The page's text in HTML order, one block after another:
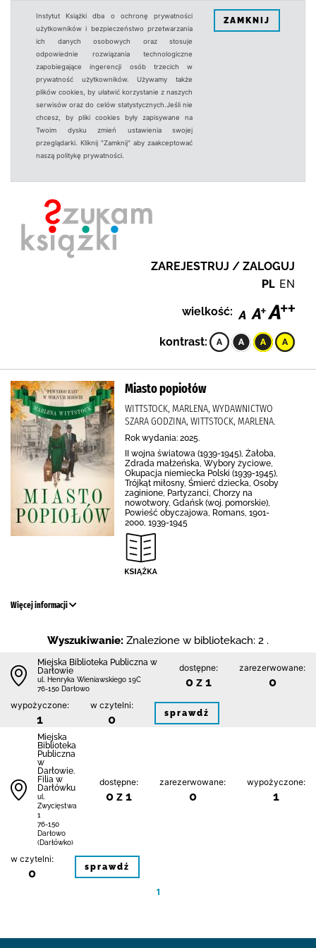
Instytut Książki dba o ochronę prywatności
użytkowników i bezpieczeństwo przetwarzania
ich danych osobowych oraz stosuje
odpowiednie rozwiązania technologiczne
zapobiegające ingerencji osób trzecich w
prywatność użytkowników. Używamy także
plików cookies, by ułatwić korzystanie z naszych
serwisów oraz do celów statystycznych.Jeśli nie
chcesz, by pliki cookies były zapisywane na
Twoim dysku zmień ustawienia swojej
przeglądarki. Kliknij "Zamknij" aby zaakceptować
naszą politykę prywatności.
ZAMKNIJ
ZAREJESTRUJ / ZALOGUJ
PL EN
wielkość:
kontrast:
Miasto popiołów
WITTSTOCK, MARLENA, WYDAWNICTWO
SZARA GODZINA, WITTSTOCK, MARLENA.
Rok wydania: 2025.
II wojna światowa (1939-1945), Żałoba,
Zdrada małżeńska, Wybory życiowe,
Okupacja niemiecka Polski (1939-1945),
Trójkąt miłosny, Śmierć dziecka, Osoby
zaginione, Partyzanci, Chorzy na
nowotwory, Gdańsk (woj. pomorskie),
Powieść obyczajowa, Romans, 1901-
2000, 1939-1945
Więcej informacji
Wyszukiwanie: Znalezione w bibliotekach: 2 .
Miejska Biblioteka Publiczna w
Darłowie
ul. Henryka Wieniawskiego 19C
76-150 Darłowo
dostępne:
0 z 1
zarezerwowane:
0
wypożyczone:
1
w czytelni:
0 sprawdź
Miejska
Biblioteka
Publiczna
w
Darłowie.
Filia w
Darłówku
ul.
Zwycięstwa
1
76-150
Darłowo
(Darłówko)
dostępne:
0 z 1
zarezerwowane:
0
wypożyczone:
1
w czytelni:
0 sprawdź
1